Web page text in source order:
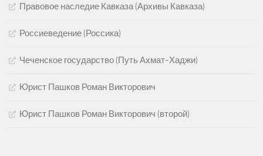
Правовое наследие Кавказа (Архивы Кавказа)
Россиеведение (Россика)
Чеченское государство (Путь Ахмат-Хаджи)
Юрист Пашков Роман Викторович
Юрист Пашков Роман Викторович (второй)